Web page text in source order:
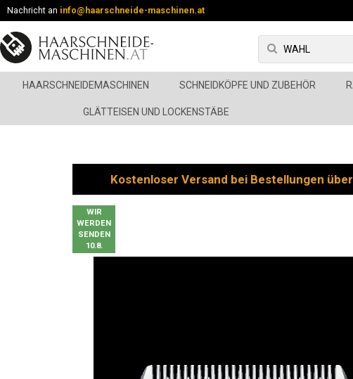
Nachricht an info@haarschneide-maschinen.at
HAARSCHNEIDEMASCHINEN SCHNEIDKÖPFE UND ZUBEHÖR
GLÄTTEISEN UND LOCKENSTÄBE
Kostenloser Versand bei Bestellungen über
WIR
WERDEN
SENDEN
10.8.